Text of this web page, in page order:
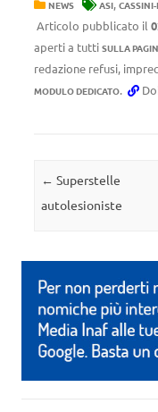
NEWS ASI,
Articolo pubblicato il
aperti a tutti SULLA
redazione refusi,
MODULO DEDICATO.
Navigazione articolo
← Superstelle
autolesioniste